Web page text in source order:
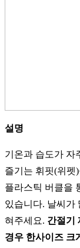
설명
기온과 습도가 자
즐기는 휘핏(위펫
플라스틱 버클을
있습니다. 날씨가
혀주세요. 간절기
경우 한사이즈 크